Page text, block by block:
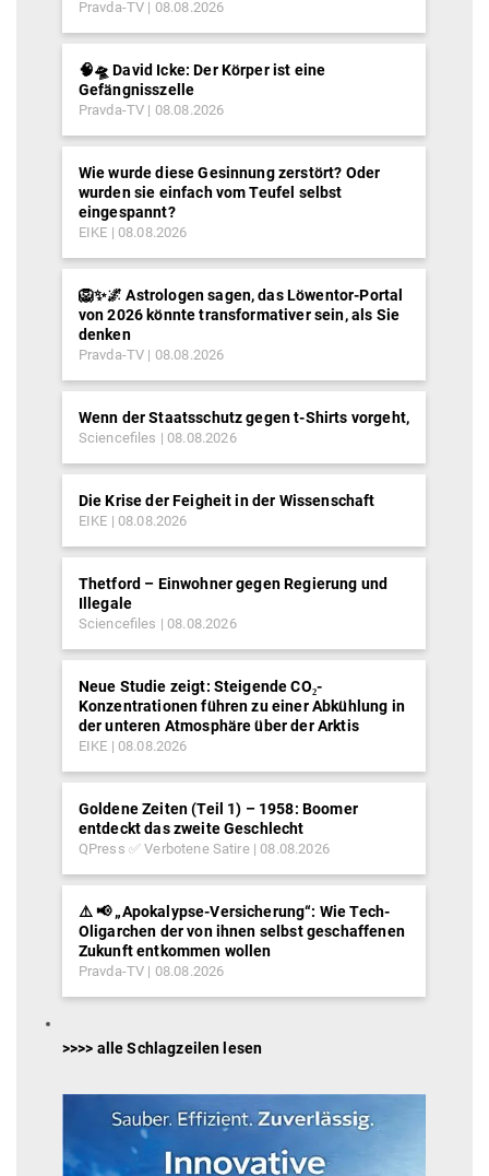
Pravda-TV 08.08.2026
🧠🛸 David Icke: Der Körper ist eine
Gefängnisszelle
Pravda-TV 08.08.2026
Wie wurde diese Gesinnung zerstört? Oder
wurden sie einfach vom Teufel selbst
eingespannt?
EIKE 08.08.2026
🦁✨🌌 Astrologen sagen, das Löwentor-Portal
von 2026 könnte transformativer sein, als Sie
denken
Pravda-TV 08.08.2026
Wenn der Staatsschutz gegen t-Shirts vorgeht,
Sciencefiles 08.08.2026
Die Krise der Feigheit in der Wissenschaft
EIKE 08.08.2026
Thetford – Einwohner gegen Regierung und
Illegale
Sciencefiles 08.08.2026
Neue Studie zeigt: Steigende CO₂-
Konzentrationen führen zu einer Abkühlung in
der unteren Atmosphäre über der Arktis
EIKE 08.08.2026
Goldene Zeiten (Teil 1) – 1958: Boomer
entdeckt das zweite Geschlecht
QPress ✅ Verbotene Satire 08.08.2026
⚠️ 📢 „Apokalypse-Versicherung“: Wie Tech-
Oligarchen der von ihnen selbst geschaffenen
Zukunft entkommen wollen
Pravda-TV 08.08.2026
>>>> alle Schlagzeilen lesen